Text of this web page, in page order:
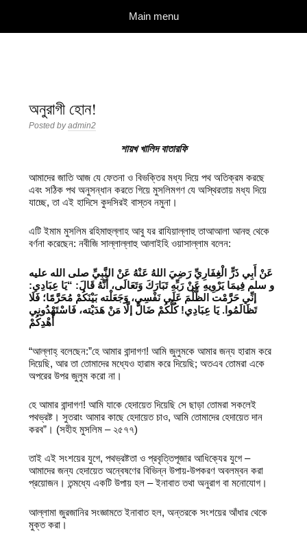
Main menu
অনুরাগী হোন!
Posted byadmin2
শায়খ খালিদ বাতারফি
আমাদের জাতি আজ যে ফেতনা ও বিভক্তির মধ্য দিয়ে পথ অতিক্রম করছে
এবং সঠিক পথ অনুসন্ধান করতে গিয়ে মুসলিমগণ যে অস্থিরতায় মধ্য দিয়ে
যাচ্ছে, তা এই হাদিসে কুদসিরই বাস্তব নমুনা।
এটি ইমাম মুসলিম রহিমাহুল্লাহ আবু যর রাযিয়াল্লাহু তাআআলা আনহু থেকে
বর্ণনা করেছেন: নবীজি সাল্লাল্লাহু আলাইহি ওয়াসাল্লাম বলেন:
عَنْ أَبِي ذَرٍّ الْغِفَارِيِّ رَضِيَ اللهُ عَنْهُ عَنْ النَّبِيِّ صلى الله عليه
و سلم فِيمَا يَرْوِيهِ عَنْ رَبِّهِ تَبَارَكَ وَتَعَالَى، أَنَّهُ قَالَ: “يَا عِبَادِي:
إنِّي حَرَّمْت الظُّلْمَ عَلَى نَفْسِي، وَجَعَلْته بَيْنَكُمْ مُحَرَّمًا؛ فَلَا
تَظَالَمُوا. يَا عِبَادِي! كُلُّكُمْ ضَالٌّ إلَّا مَنْ هَدَيْته، فَاسْتَهْدُونِي
أَهْدِكُمْ
“আল্লাহ্ বলেছেন:”হে আমার বান্দাগণ! আমি জুলুমকে আমার জন্য হারাম করে
দিয়েছি, আর তা তোমাদের মধ্যেও হারাম করে দিয়েছি; অতএব তোমরা একে
অপরের উপর জুলুম করো না।
হে আমার বান্দাগণ! আমি যাকে হেদায়েত দিয়েছি সে ছাড়া তোমরা সকলেই
পথভ্রষ্ট। সুতরাং আমার কাছে হেদায়েত চাও, আমি তোমাদের হেদায়েত দান
করব”। (সহীহ মুসলিম – ২৫৭৭)
তাই এই সংশয়ের যুগে, পথভ্রষ্টতা ও প্রবৃত্তিপূজার আধিক্যের যুগে –
আমাদের জন্য হেদায়েত অন্বেষণের বিভিন্ন উপায়-উপকরণ অবলম্বন করা
প্রয়োজন। তন্মধ্যে একটি উপায় হল – ইনাবাত তথা অনুরাগ বা মনোযোগ।
আল্লামা জুরজানির সংজ্ঞামতে ইনাবাত হল, অন্তরকে সংশয়ের আঁধার থেকে
মুক্ত করা।